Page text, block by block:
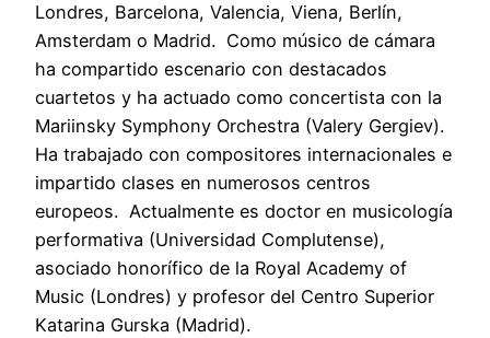
Londres, Barcelona, Valencia, Viena, Berlín,
Amsterdam o Madrid. Como músico de cámara
ha compartido escenario con destacados
cuartetos y ha actuado como concertista con la
Mariinsky Symphony Orchestra (Valery Gergiev).
Ha trabajado con compositores internacionales e
impartido clases en numerosos centros
europeos. Actualmente es doctor en musicología
performativa (Universidad Complutense),
asociado honorífico de la Royal Academy of
Music (Londres) y profesor del Centro Superior
Katarina Gurska (Madrid).